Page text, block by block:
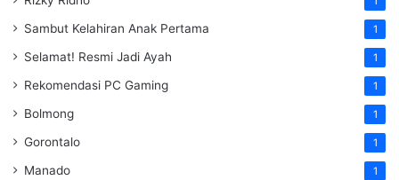
Sambut Kelahiran Anak Pertama 1
Selamat! Resmi Jadi Ayah 1
Rekomendasi PC Gaming 1
Bolmong 1
Gorontalo 1
Manado 1